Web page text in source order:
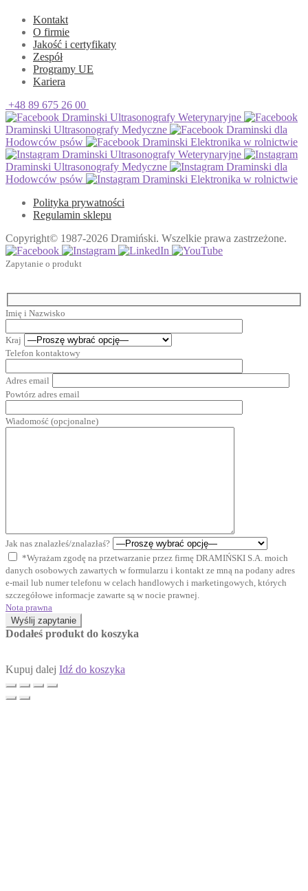
Kontakt
O firmie
Jakość i certyfikaty
Zespół
Programy UE
Kariera
+48 89 675 26 00
Draminski Ultrasonografy Weterynaryjne
Draminski Ultrasonografy Medyczne
Draminski dla
Hodowców psów
Draminski Elektronika w rolnictwie
Draminski Ultrasonografy Weterynaryjne
Draminski Ultrasonografy Medyczne
Draminski dla
Hodowców psów
Draminski Elektronika w rolnictwie
Polityka prywatności
Regulamin sklepu
Copyright© 1987-2026 Dramiński. Wszelkie prawa zastrzeżone.
Zapytanie o produkt
Imię i Nazwisko
Kraj
Telefon kontaktowy
Adres email
Powtórz adres email
Wiadomość (opcjonalne)
Jak nas znalazłeś/znalazłaś?
*Wyrażam zgodę na przetwarzanie przez firmę DRAMIŃSKI S.A. moich
danych osobowych zawartych w formularzu i kontakt ze mną na podany adres
e-mail lub numer telefonu w celach handlowych i marketingowych, których
szczegółowe informacje zawarte są w nocie prawnej.
Nota prawna
Wyślij zapytanie
Dodałeś produkt do koszyka
Kupuj dalej Idź do koszyka